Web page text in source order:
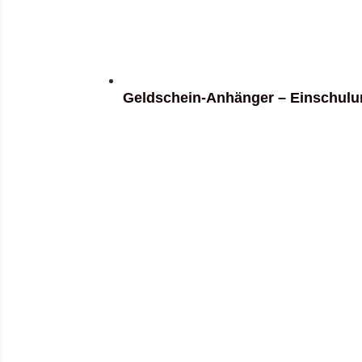
Geldschein-Anhänger –